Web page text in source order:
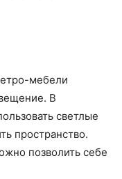
мебели
В
светлые
пространство.
позволить себе